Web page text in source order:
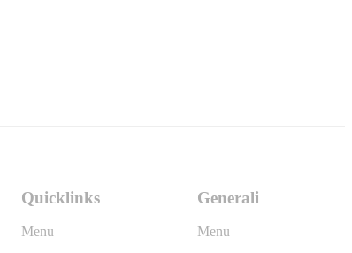
Quicklinks
Menu
Generali
Menu